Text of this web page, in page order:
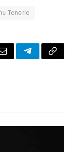
Tenorio
CorreoTelegrama